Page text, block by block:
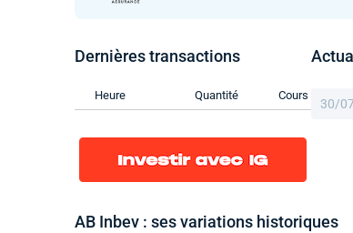
Dernières transactions
Heure Quantité Cours
30/
AB Inbev : ses variations historiques